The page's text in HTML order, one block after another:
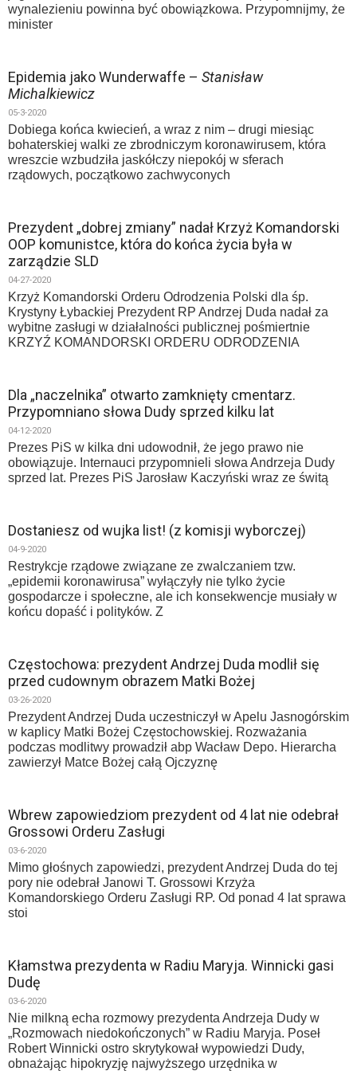
wynalezieniu powinna być obowiązkowa. Przypomnijmy, że
minister
Epidemia jako Wunderwaffe – Stanisław
Michalkiewicz
05-3-2020
Dobiega końca kwiecień, a wraz z nim – drugi miesiąc
bohaterskiej walki ze zbrodniczym koronawirusem, która
wreszcie wzbudziła jaskółczy niepokój w sferach
rządowych, początkowo zachwyconych
Prezydent „dobrej zmiany” nadał Krzyż Komandorski
OOP komunistce, która do końca życia była w
zarządzie SLD
04-27-2020
Krzyż Komandorski Orderu Odrodzenia Polski dla śp.
Krystyny Łybackiej Prezydent RP Andrzej Duda nadał za
wybitne zasługi w działalności publicznej pośmiertnie
KRZYŹ KOMANDORSKI ORDERU ODRODZENIA
Dla „naczelnika” otwarto zamknięty cmentarz.
Przypomniano słowa Dudy sprzed kilku lat
04-12-2020
Prezes PiS w kilka dni udowodnił, że jego prawo nie
obowiązuje. Internauci przypomnieli słowa Andrzeja Dudy
sprzed lat. Prezes PiS Jarosław Kaczyński wraz ze świtą
Dostaniesz od wujka list! (z komisji wyborczej)
04-9-2020
Restrykcje rządowe związane ze zwalczaniem tzw.
„epidemii koronawirusa” wyłączyły nie tylko życie
gospodarcze i społeczne, ale ich konsekwencje musiały w
końcu dopaść i polityków. Z
Częstochowa: prezydent Andrzej Duda modlił się
przed cudownym obrazem Matki Bożej
03-26-2020
Prezydent Andrzej Duda uczestniczył w Apelu Jasnogórskim
w kaplicy Matki Bożej Częstochowskiej. Rozważania
podczas modlitwy prowadził abp Wacław Depo. Hierarcha
zawierzył Matce Bożej całą Ojczyznę
Wbrew zapowiedziom prezydent od 4 lat nie odebrał
Grossowi Orderu Zasługi
03-6-2020
Mimo głośnych zapowiedzi, prezydent Andrzej Duda do tej
pory nie odebrał Janowi T. Grossowi Krzyża
Komandorskiego Orderu Zasługi RP. Od ponad 4 lat sprawa
stoi
Kłamstwa prezydenta w Radiu Maryja. Winnicki gasi
Dudę
03-6-2020
Nie milkną echa rozmowy prezydenta Andrzeja Dudy w
„Rozmowach niedokończonych” w Radiu Maryja. Poseł
Robert Winnicki ostro skrytykował wypowiedzi Dudy,
obnażając hipokryzję najwyższego urzędnika w